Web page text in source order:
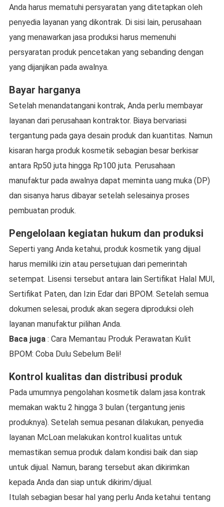
Anda harus mematuhi persyaratan yang ditetapkan oleh
penyedia layanan yang dikontrak. Di sisi lain, perusahaan
yang menawarkan jasa produksi harus memenuhi
persyaratan produk pencetakan yang sebanding dengan
yang dijanjikan pada awalnya.
Bayar harganya
Setelah menandatangani kontrak, Anda perlu membayar
layanan dari perusahaan kontraktor. Biaya bervariasi
tergantung pada gaya desain produk dan kuantitas. Namun
kisaran harga produk kosmetik sebagian besar berkisar
antara Rp50 juta hingga Rp100 juta. Perusahaan
manufaktur pada awalnya dapat meminta uang muka (DP)
dan sisanya harus dibayar setelah selesainya proses
pembuatan produk.
Pengelolaan kegiatan hukum dan produksi
Seperti yang Anda ketahui, produk kosmetik yang dijual
harus memiliki izin atau persetujuan dari pemerintah
setempat. Lisensi tersebut antara lain Sertifikat Halal MUI,
Sertifikat Paten, dan Izin Edar dari BPOM. Setelah semua
dokumen selesai, produk akan segera diproduksi oleh
layanan manufaktur pilihan Anda.
Baca juga: Cara Memantau Produk Perawatan Kulit
BPOM: Coba Dulu Sebelum Beli!
Kontrol kualitas dan distribusi produk
Pada umumnya pengolahan kosmetik dalam jasa kontrak
memakan waktu 2 hingga 3 bulan (tergantung jenis
produknya). Setelah semua pesanan dilakukan, penyedia
layanan McLoan melakukan kontrol kualitas untuk
memastikan semua produk dalam kondisi baik dan siap
untuk dijual. Namun, barang tersebut akan dikirimkan
kepada Anda dan siap untuk dikirim/dijual.
Itulah sebagian besar hal yang perlu Anda ketahui tentang